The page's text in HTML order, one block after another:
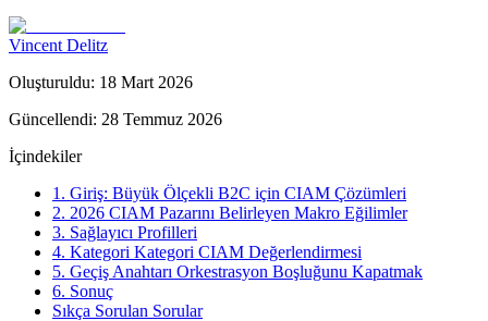
Vincent Delitz
Oluşturuldu: 18 Mart 2026
Güncellendi: 28 Temmuz 2026
İçindekiler
1. Giriş: Büyük Ölçekli B2C için CIAM Çözümleri
2. 2026 CIAM Pazarını Belirleyen Makro Eğilimler
3. Sağlayıcı Profilleri
4. Kategori Kategori CIAM Değerlendirmesi
5. Geçiş Anahtarı Orkestrasyon Boşluğunu Kapatmak
6. Sonuç
Sıkça Sorulan Sorular